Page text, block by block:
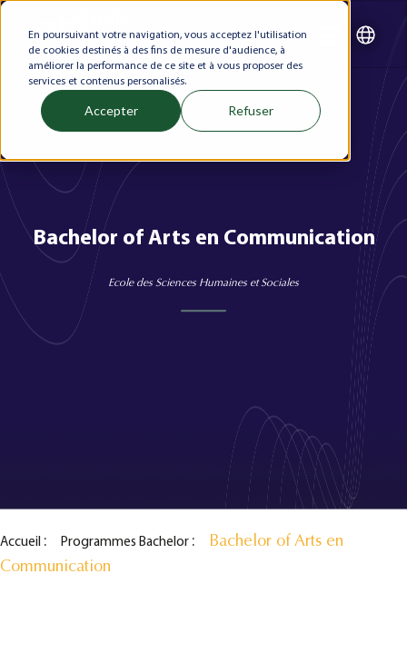
En poursuivant votre navigation, vous acceptez l'utilisation
de cookies destinés à des fins de mesure d'audience, à
améliorer la performance de ce site et à vous proposer des
services et contenus personalisés.
Accepter Refuser
Bachelor of Arts en Communication
Ecole des Sciences Humaines et Sociales
Accueil Programmes Bachelor
Bachelor of Arts en
Communication